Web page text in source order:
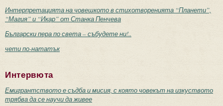
Интерпретацията на човешкото в стихотворенията “Планети”,
“Магия” и “Икар” от Станка Пенчева
Български пера по света – събудете ни!..
чети по-нататък
Интервюта
Емигрантството е съдба и мисия, с която човекът на изкуството
трябва да се научи да живее